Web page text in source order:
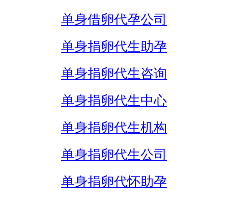
单身借卵代孕公司
单身捐卵代生助孕
单身捐卵代生咨询
单身捐卵代生中心
单身捐卵代生机构
单身捐卵代生公司
单身捐卵代怀助孕